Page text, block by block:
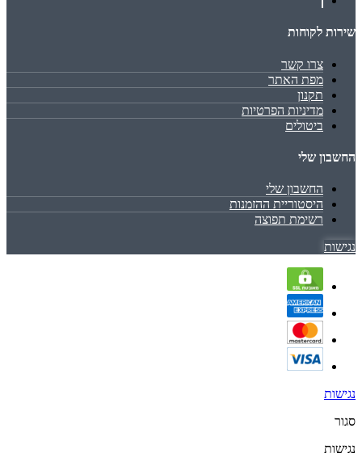
שירות לקוחות
צרו קשר
מפת האתר
תקנון
מדיניות הפרטיות
ביטולים
החשבון שלי
החשבון שלי
היסטוריית ההזמנות
רשימת תפוצה
נגישות
נגישות
סגור
נגישות